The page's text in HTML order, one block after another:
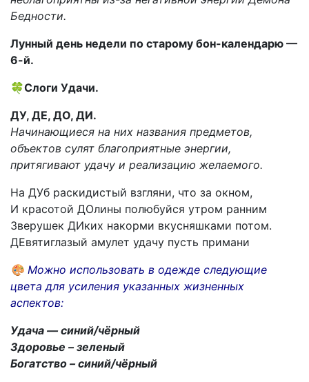
Бедности.
Лунный день недели по старому бон-календарю —
6-й.
🍀Слоги Удачи.
ДУ, ДЕ, ДО, ДИ.
Начинающиеся на них названия предметов,
объектов сулят благоприятные энергии,
притягивают удачу и реализацию желаемого.
На ДУб раскидистый взгляни, что за окном,
И красотой ДОлины полюбуйся утром ранним
Зверушек ДИких накорми вкусняшками потом.
ДЕвятиглазый амулет удачу пусть примани
🎨 Можно использовать в одежде следующие
цвета для усиления указанных жизненных
аспектов:
Удача — синий/чёрный
Здоровье – зеленый
Богатство – синий/чёрный